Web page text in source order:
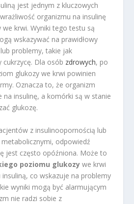
jest jednym z kluczowych
organizmu na insulinę
krwi. Wyniki tego testu są
wskazywać na prawidłowy
problemy, takie jak
cukrzycę. Dla osób zdrowych, po
glukozy we krwi powinien
Oznacza to, że organizm
na insulinę, a komórki są w stanie
glukozę.
z insulinoopornością lub
odpowiedź
jest często opóźniona. Może to
poziomu glukozy we krwi
co wskazuje na problemy
wyniki mogą być alarmującym
nie radzi sobie z